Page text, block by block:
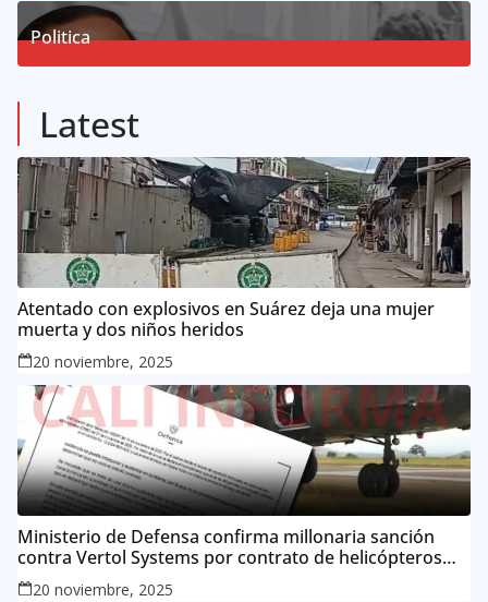
Politica
Latest
Atentado con explosivos en Suárez deja una mujer
muerta y dos niños heridos
20 noviembre, 2025
Ministerio de Defensa confirma millonaria sanción
contra Vertol Systems por contrato de helicópteros
MI-1720 noviembre, 2025